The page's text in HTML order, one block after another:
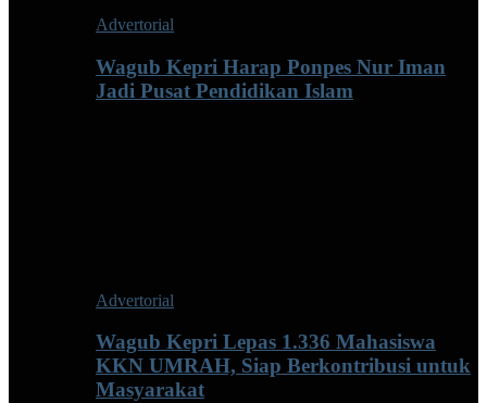
Advertorial
Wagub Kepri Harap Ponpes Nur Iman
Jadi Pusat Pendidikan Islam
Advertorial
Wagub Kepri Lepas 1.336 Mahasiswa
KKN UMRAH, Siap Berkontribusi untuk
Masyarakat